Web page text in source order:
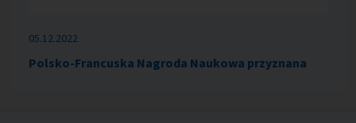
05.12.2022
Polsko-Francuska Nagroda Naukowa przyznana